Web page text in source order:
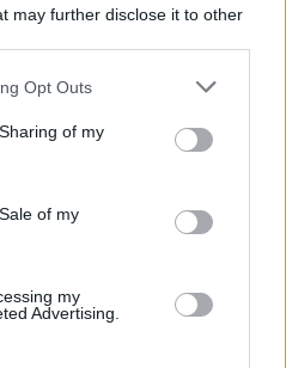
may further disclose it to other
Opt Outs
of my
of my
my
Advertising.